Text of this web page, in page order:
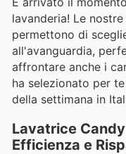
lavanderia! Le
permettono di
all'avanguardia,
affrontare anche i
ha selezionato per
della settimana in
Lavatrice
Efficienza e